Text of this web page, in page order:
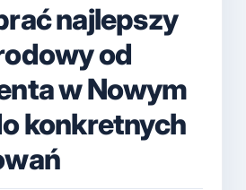
najlepszy
od
w Nowym
konkretnych